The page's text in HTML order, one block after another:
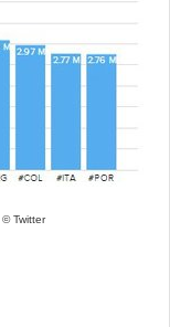
© Twitter